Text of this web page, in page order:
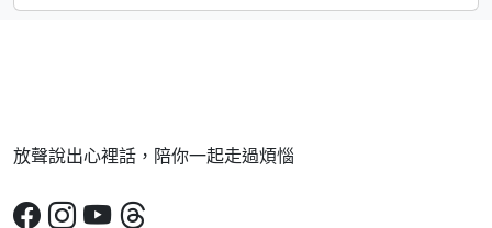
放聲說出心裡話，陪你一起走過煩惱